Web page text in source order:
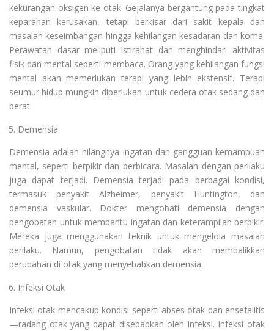
kekurangan oksigen ke otak. Gejalanya bergantung pada tingkat
keparahan kerusakan, tetapi berkisar dari sakit kepala dan
masalah keseimbangan hingga kehilangan kesadaran dan koma.
Perawatan dasar meliputi istirahat dan menghindari aktivitas
fisik dan mental seperti membaca. Orang yang kehilangan fungsi
mental akan memerlukan terapi yang lebih ekstensif. Terapi
seumur hidup mungkin diperlukan untuk cedera otak sedang dan
berat.
Demensia
Demensia adalah hilangnya ingatan dan gangguan kemampuan
mental, seperti berpikir dan berbicara. Masalah dengan perilaku
juga dapat terjadi. Demensia terjadi pada berbagai kondisi,
termasuk penyakit Alzheimer, penyakit Huntington, dan
demensia vaskular. Dokter mengobati demensia dengan
pengobatan untuk membantu ingatan dan keterampilan berpikir.
Mereka juga menggunakan teknik untuk mengelola masalah
perilaku. Namun, pengobatan tidak akan membalikkan
perubahan di otak yang menyebabkan demensia.
Infeksi Otak
Infeksi otak mencakup kondisi seperti abses otak dan ensefalitis
—radang otak yang dapat disebabkan oleh infeksi. Infeksi otak